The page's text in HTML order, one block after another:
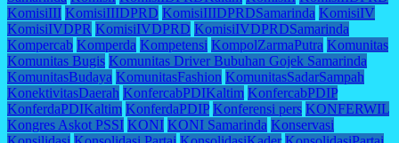
KomisiIII KomisiIIIDPRD KomisiIIIDPRDSamarinda KomisiIV
KomisiIVDPR KomisiIVDPRD KomisiIVDPRDSamarinda
Kompercab Komperda Kompetensi KompolZarmaPutra Komunitas
Komunitas Bugis Komunitas Driver Bubuhan Gojek Samarinda
KomunitasBudaya KomunitasFashion KomunitasSadarSampah
KonektivitasDaerah KonfercabPDIKaltim KonfercabPDIP
KonferdaPDIKaltim KonferdaPDIP Konferensi pers KONFERWIL
Kongres Askot PSSI KONI KONI Samarinda Konservasi